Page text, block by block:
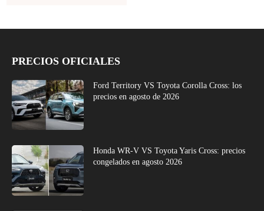
PRECIOS OFICIALES
Ford Territory VS Toyota Corolla Cross: los
precios en agosto de 2026
Honda WR-V VS Toyota Yaris Cross: precios
congelados en agosto 2026